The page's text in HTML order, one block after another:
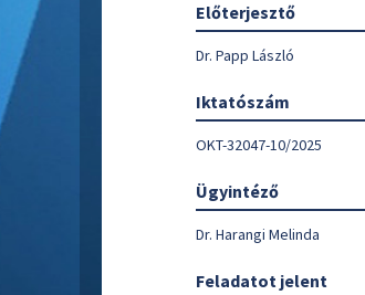
Előterjesztő
Dr. Papp László
Iktatószám
OKT-32047-10/2025
Ügyintéző
Dr. Harangi Melinda
Feladatot jelent